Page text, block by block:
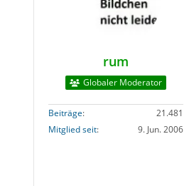
rum
Globaler Moderator
Beiträge
21.481
Mitglied seit
9. Jun. 2006